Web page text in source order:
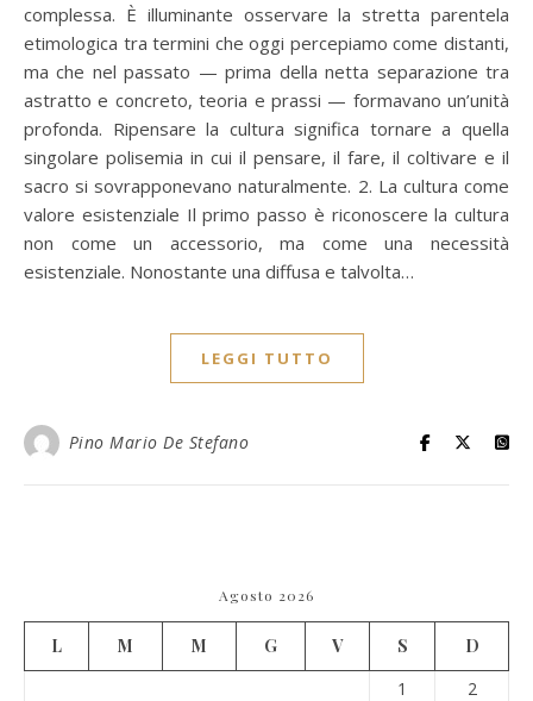
complessa. È illuminante osservare la stretta parentela
etimologica tra termini che oggi percepiamo come distanti,
ma che nel passato — prima della netta separazione tra
astratto e concreto, teoria e prassi — formavano un’unità
profonda. Ripensare la cultura significa tornare a quella
singolare polisemia in cui il pensare, il fare, il coltivare e il
sacro si sovrapponevano naturalmente. 2. La cultura come
valore esistenziale Il primo passo è riconoscere la cultura
non come un accessorio, ma come una necessità
esistenziale. Nonostante una diffusa e talvolta…
LEGGI TUTTO
Pino Mario De Stefano
Agosto 2026
L M M G V S
D
1
2